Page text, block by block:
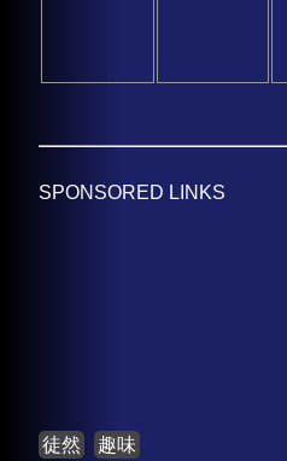
SPONSORED LINKS
徒然 趣味